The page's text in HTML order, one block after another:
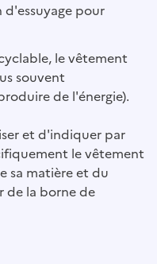
d'essuyage pour
le vêtement
souvent
de l'énergie).
et d'indiquer par
le vêtement
sa matière et du
la borne de